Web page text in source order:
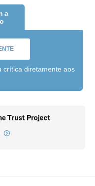
a
crítica diretamente aos